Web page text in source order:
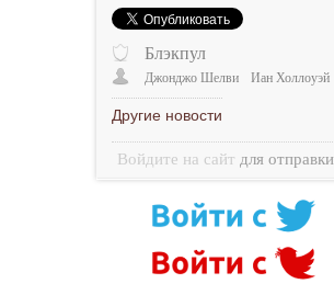
Блэкпул
Джонджо Шелви Иан Холлоуэй
Другие новости
Войдите на сайт для